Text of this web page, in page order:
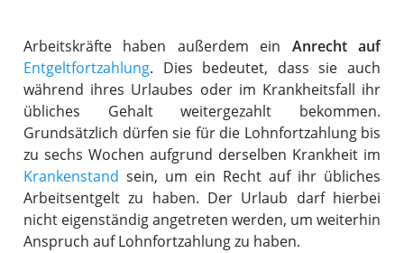
Arbeitskräfte haben außerdem ein Anrecht auf
Entgeltfortzahlung. Dies bedeutet, dass sie auch
während ihres Urlaubes oder im Krankheitsfall ihr
übliches Gehalt weitergezahlt bekommen.
Grundsätzlich dürfen sie für die Lohnfortzahlung bis
zu sechs Wochen aufgrund derselben Krankheit im
Krankenstand sein, um ein Recht auf ihr übliches
Arbeitsentgelt zu haben. Der Urlaub darf hierbei
nicht eigenständig angetreten werden, um weiterhin
Anspruch auf Lohnfortzahlung zu haben.